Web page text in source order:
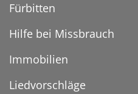
Fürbitten
Hilfe bei Missbrauch
Immobilien
Liedvorschläge